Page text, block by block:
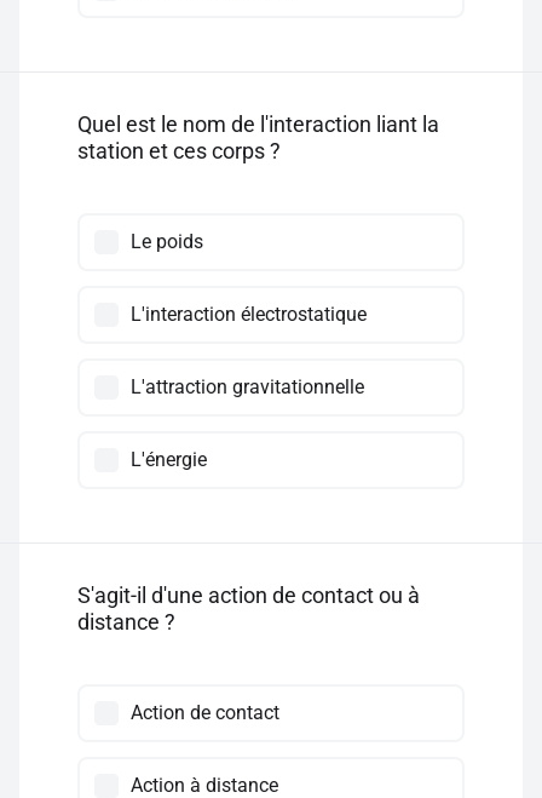
Quel est le nom de l'interaction liant la
station et ces corps ?
Le poids
L'interaction électrostatique
L'attraction gravitationnelle
L'énergie
S'agit-il d'une action de contact ou à
distance ?
Action de contact
Action à distance